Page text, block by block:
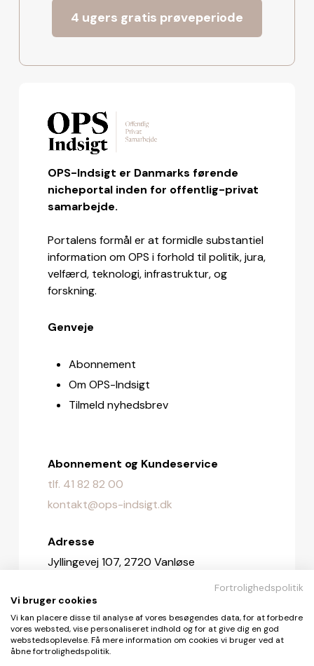
4 ugers gratis prøveperiode
OPS-Indsigt er Danmarks førende
nicheportal inden for offentlig-privat
samarbejde.
Portalens formål er at formidle substantiel
information om OPS i forhold til politik, jura,
velfærd, teknologi, infrastruktur, og
forskning.
Genveje
Abonnement
Om OPS-Indsigt
Tilmeld nyhedsbrev
Abonnement og Kundeservice
tlf. 41 82 82 00
kontakt@ops-indsigt.dk
Adresse
Jyllingevej 107, 2720 Vanløse
Redaktionen
redaktionen@ops-indsigt.dk
Fortrolighedspolitik
Vi bruger cookies
Vi kan placere disse til analyse af vores besøgendes data, for at forbedre
vores websted, vise personaliseret indhold og for at give dig en god
webstedsoplevelse. Få mere information om cookies vi bruger ved at
åbne fortrolighedspolitik.